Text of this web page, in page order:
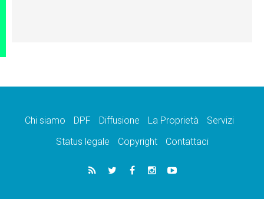
Chi siamo DPF Diffusione La Proprietà
Servizi
Status legale
Copyright Contattaci